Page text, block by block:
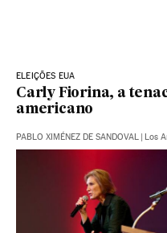
ELEIÇÕES EUA
Carly Fiorina, a
americano
PABLO XIMÉNEZ DE SANDOVAL | Los